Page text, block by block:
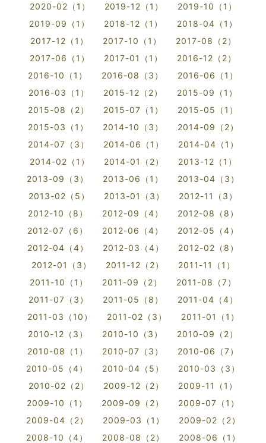
2020-02（1）
2019-12（1）
2019-10（1）
2019-09（1）
2018-12（1）
2018-04（1）
2017-12（1）
2017-10（1）
2017-08（2）
2017-06（1）
2017-01（1）
2016-12（2）
2016-10（1）
2016-08（3）
2016-06（1）
2016-03（1）
2015-12（2）
2015-09（1）
2015-08（2）
2015-07（1）
2015-05（1）
2015-03（1）
2014-10（3）
2014-09（2）
2014-07（3）
2014-06（1）
2014-04（1）
2014-02（1）
2014-01（2）
2013-12（1）
2013-09（3）
2013-06（1）
2013-04（3）
2013-02（5）
2013-01（3）
2012-11（3）
2012-10（8）
2012-09（4）
2012-08（8）
2012-07（6）
2012-06（4）
2012-05（4）
2012-04（4）
2012-03（4）
2012-02（8）
2012-01（3）
2011-12（2）
2011-11（1）
2011-10（1）
2011-09（2）
2011-08（7）
2011-07（3）
2011-05（8）
2011-04（4）
2011-03（10）
2011-02（3）
2011-01（1）
2010-12（3）
2010-10（3）
2010-09（2）
2010-08（1）
2010-07（3）
2010-06（7）
2010-05（4）
2010-04（5）
2010-03（3）
2010-02（2）
2009-12（2）
2009-11（1）
2009-10（1）
2009-09（2）
2009-07（1）
2009-04（2）
2009-03（1）
2009-02（2）
2008-10（4）
2008-08（2）
2008-06（1）